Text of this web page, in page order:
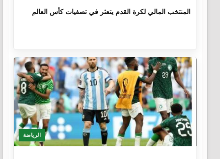
المنتخب المالي لكرة القدم يتعثر في تصفيات كأس العالم
الرياضة